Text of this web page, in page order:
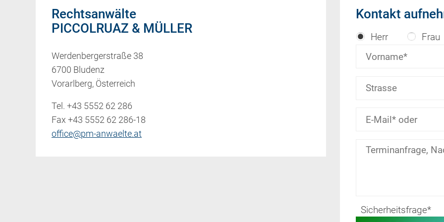
Rechtsanwälte
PICCOLRUAZ & MÜLLER
Werdenbergerstraße 38
6700 Bludenz
Vorarlberg, Österreich
Tel. +43 5552 62 286
Fax +43 5552 62 286-18
office@pm-anwaelte.at
Kontakt
Herr Frau
Sicherheitsfrage*